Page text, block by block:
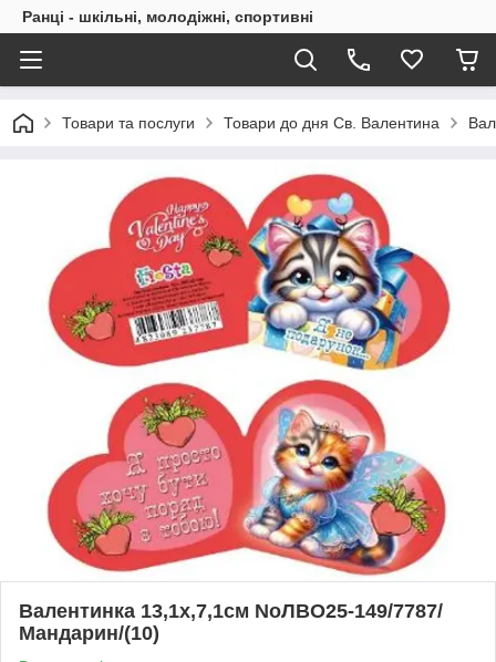
Ранці - шкільні, молодіжні, спортивні
Товари та послуги Товари до дня Св. Валентина
Валентинка 13,1х,7,1см NoЛВО25-149/7787/
Мандарин/(10)